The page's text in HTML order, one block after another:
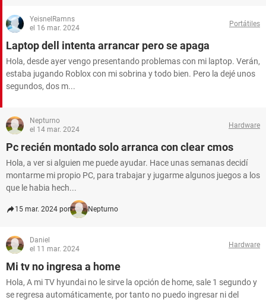
YeisnelRamns
el 16 mar. 2024
Portátiles
Laptop dell intenta arrancar pero se apaga
Hola, desde ayer vengo presentando problemas con mi laptop. Verán,
estaba jugando Roblox con mi sobrina y todo bien. Pero la dejé unos
segundos, dos m...
Nepturno
el 14 mar. 2024
Hardware
Pc recién montado solo arranca con clear cmos
Hola, a ver si alguien me puede ayudar. Hace unas semanas decidí
montarme mi propio PC, para trabajar y jugarme algunos juegos a los
que le habia hech...
15 mar. 2024 por Nepturno
Daniel
el 11 mar. 2024
Hardware
Mi tv no ingresa a home
Hola, A mi TV hyundai no le sirve la opción de home, sale 1 segundo y
se regresa automáticamente, por tanto no puedo ingresar ni del